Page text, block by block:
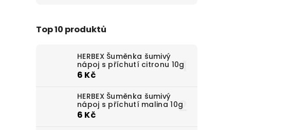
Top 10 produktů
HERBEX Šuměnka šumivý
nápoj s příchutí citronu 10g
6 Kč
HERBEX Šuměnka šumivý
nápoj s příchutí malina 10g
6 Kč